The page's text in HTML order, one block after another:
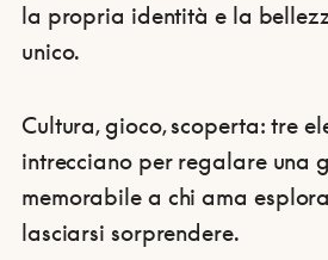
la propria identità e la
unico.
Cultura, gioco, scoperta: tre
intrecciano per regalare una
memorabile a chi ama
lasciarsi sorprendere.